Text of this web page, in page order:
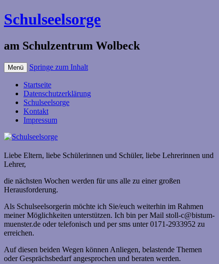
Schulseelsorge
am Schulzentrum Wolbeck
Menü Springe zum Inhalt
Startseite
Datenschutzerklärung
Schulseelsorge
Kontakt
Impressum
Liebe Eltern, liebe Schülerinnen und Schüler, liebe Lehrerinnen und
Lehrer,
die nächsten Wochen werden für uns alle zu einer großen
Herausforderung.
Als Schulseelsorgerin möchte ich Sie/euch weiterhin im Rahmen
meiner Möglichkeiten unterstützen. Ich bin per Mail stoll-c@bistum-
muenster.de oder telefonisch und per sms unter 0171-2933952 zu
erreichen.
Auf diesen beiden Wegen können Anliegen, belastende Themen
oder Gesprächsbedarf angesprochen und beraten werden.